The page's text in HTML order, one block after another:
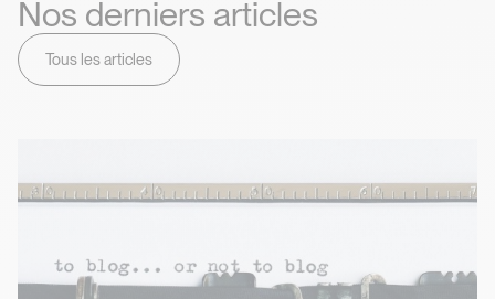
Nos derniers articles
Tous les articles